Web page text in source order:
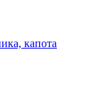
капота